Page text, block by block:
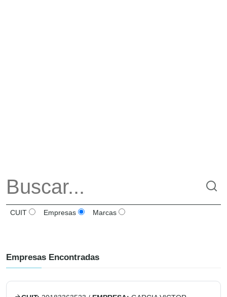
CUIT Empresas Marcas
Empresas Encontradas